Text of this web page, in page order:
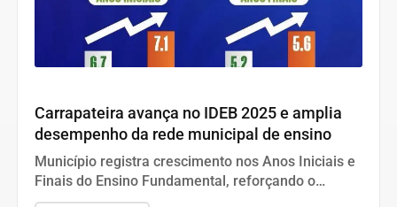
Carrapateira avança no IDEB 2025 e amplia
desempenho da rede municipal de ensino
Município registra crescimento nos Anos Iniciais e
Finais do Ensino Fundamental, reforçando o
compromisso com a qualidade da educação